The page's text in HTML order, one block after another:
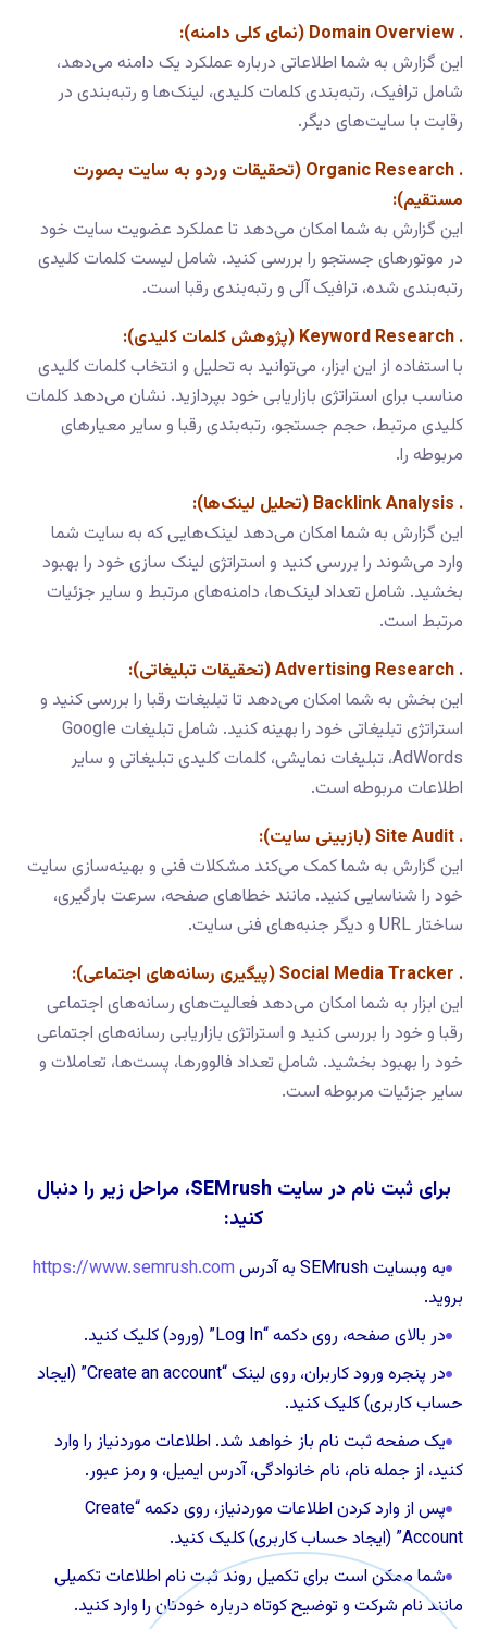
. Domain Overview (نمای کلی دامنه):
این گزارش به شما اطلاعاتی درباره عملکرد یک دامنه می‌دهد،
شامل ترافیک، رتبه‌بندی کلمات کلیدی، لینک‌ها و رتبه‌بندی در
رقابت با سایت‌های دیگر.
. Organic Research (تحقیقات وردو به سایت بصورت
مستقیم):
این گزارش به شما امکان می‌دهد تا عملکرد عضویت سایت خود
در موتورهای جستجو را بررسی کنید. شامل لیست کلمات کلیدی
رتبه‌بندی شده، ترافیک آلی و رتبه‌بندی رقبا است.
. Keyword Research (پژوهش کلمات کلیدی):
با استفاده از این ابزار، می‌توانید به تحلیل و انتخاب کلمات کلیدی
مناسب برای استراتژی بازاریابی خود بپردازید. نشان می‌دهد کلمات
کلیدی مرتبط، حجم جستجو، رتبه‌بندی رقبا و سایر معیارهای
مربوطه را.
. Backlink Analysis (تحلیل لینک‌ها):
این گزارش به شما امکان می‌دهد لینک‌هایی که به سایت شما
وارد می‌شوند را بررسی کنید و استراتژی لینک سازی خود را بهبود
بخشید. شامل تعداد لینک‌ها، دامنه‌های مرتبط و سایر جزئیات
مرتبط است.
. Advertising Research (تحقیقات تبلیغاتی):
این بخش به شما امکان می‌دهد تا تبلیغات رقبا را بررسی کنید و
استراتژی تبلیغاتی
خود را بهینه کنید. شامل تبلیغات Google
AdWords، تبلیغات نمایشی، کلمات کلیدی تبلیغاتی و سایر
اطلاعات مربوطه است.
. Site Audit (بازبینی سایت):
این گزارش به شما کمک می‌کند مشکلات فنی و بهینه‌سازی سایت
خود را شناسایی کنید. مانند خطاهای صفحه، سرعت بارگیری،
ساختار URL و دیگر جنبه‌های فنی سایت.
. Social Media Tracker (پیگیری رسانه‌های اجتماعی):
این ابزار به شما امکان می‌دهد فعالیت‌های رسانه‌های اجتماعی
رقبا و خود را بررسی کنید و استراتژی بازاریابی رسانه‌های اجتماعی
خود را بهبود بخشید. شامل تعداد فالوورها، پست‌ها، تعاملات و
سایر جزئیات مربوطه است.
برای ثبت نام در سایت SEMrush، مراحل زیر را دنبال
کنید:
به وبسایت SEMrush به آدرس
https://www.semrush.com
بروید.
در بالای صفحه، روی دکمه “Log In” (ورود) کلیک کنید.
در پنجره ورود کاربران، روی لینک “Create an account” (ایجاد
حساب کاربری) کلیک کنید.
یک صفحه ثبت نام باز خواهد شد. اطلاعات موردنیاز را وارد
کنید، از جمله نام، نام خانوادگی، آدرس ایمیل، و رمز عبور.
پس از وارد کردن اطلاعات موردنیاز، روی دکمه “Create
Account” (ایجاد حساب کاربری) کلیک کنید.
شما ممکن است برای تکمیل روند ثبت نام اطلاعات تکمیلی
مانند نام شرکت و توضیح کوتاه درباره خودتان را وارد کنید.